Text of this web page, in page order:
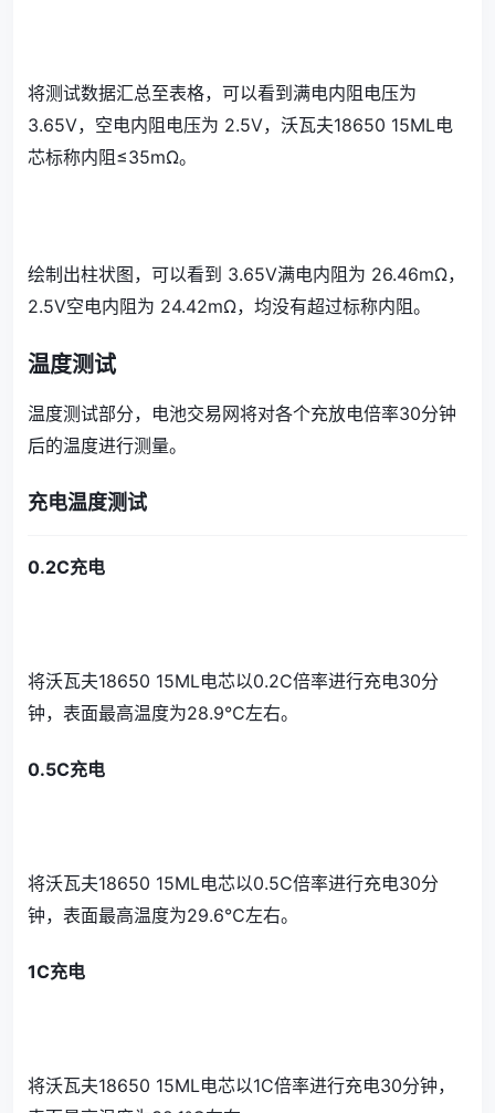
将测试数据汇总至表格，可以看到满电内阻电压为
3.65V，空电内阻电压为 2.5V，沃瓦夫18650 15ML电
芯标称内阻≤35mΩ。
绘制出柱状图，可以看到 3.65V满电内阻为 26.46mΩ，
2.5V空电内阻为 24.42mΩ，均没有超过标称内阻。
温度测试
温度测试部分，电池交易网将对各个充放电倍率30分钟
后的温度进行测量。
充电温度测试
0.2C充电
将沃瓦夫18650 15ML电芯以0.2C倍率进行充电30分
钟，表面最高温度为28.9℃左右。
0.5C充电
将沃瓦夫18650 15ML电芯以0.5C倍率进行充电30分
钟，表面最高温度为29.6℃左右。
1C充电
将沃瓦夫18650 15ML电芯以1C倍率进行充电30分钟，